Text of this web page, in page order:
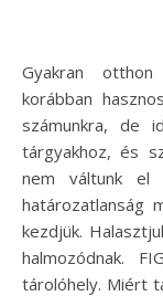
Gyakran otthon tartunk olyan dolgokat, amelyeket
korábban
számunkra, de
tárgyakhoz, és
nem váltunk el
határozatlanság
kezdjük.
halmozódnak.
tárolóhely. Miért